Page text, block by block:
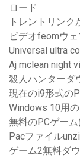
ロード
トレントリン
ビデオfeomウ
Universal ultra
Aj mclean night
殺人ハンターダ
現在のi9形式の
Windows 10用
無料のPCゲー
Pacファイル
ゲーム2無料ダ